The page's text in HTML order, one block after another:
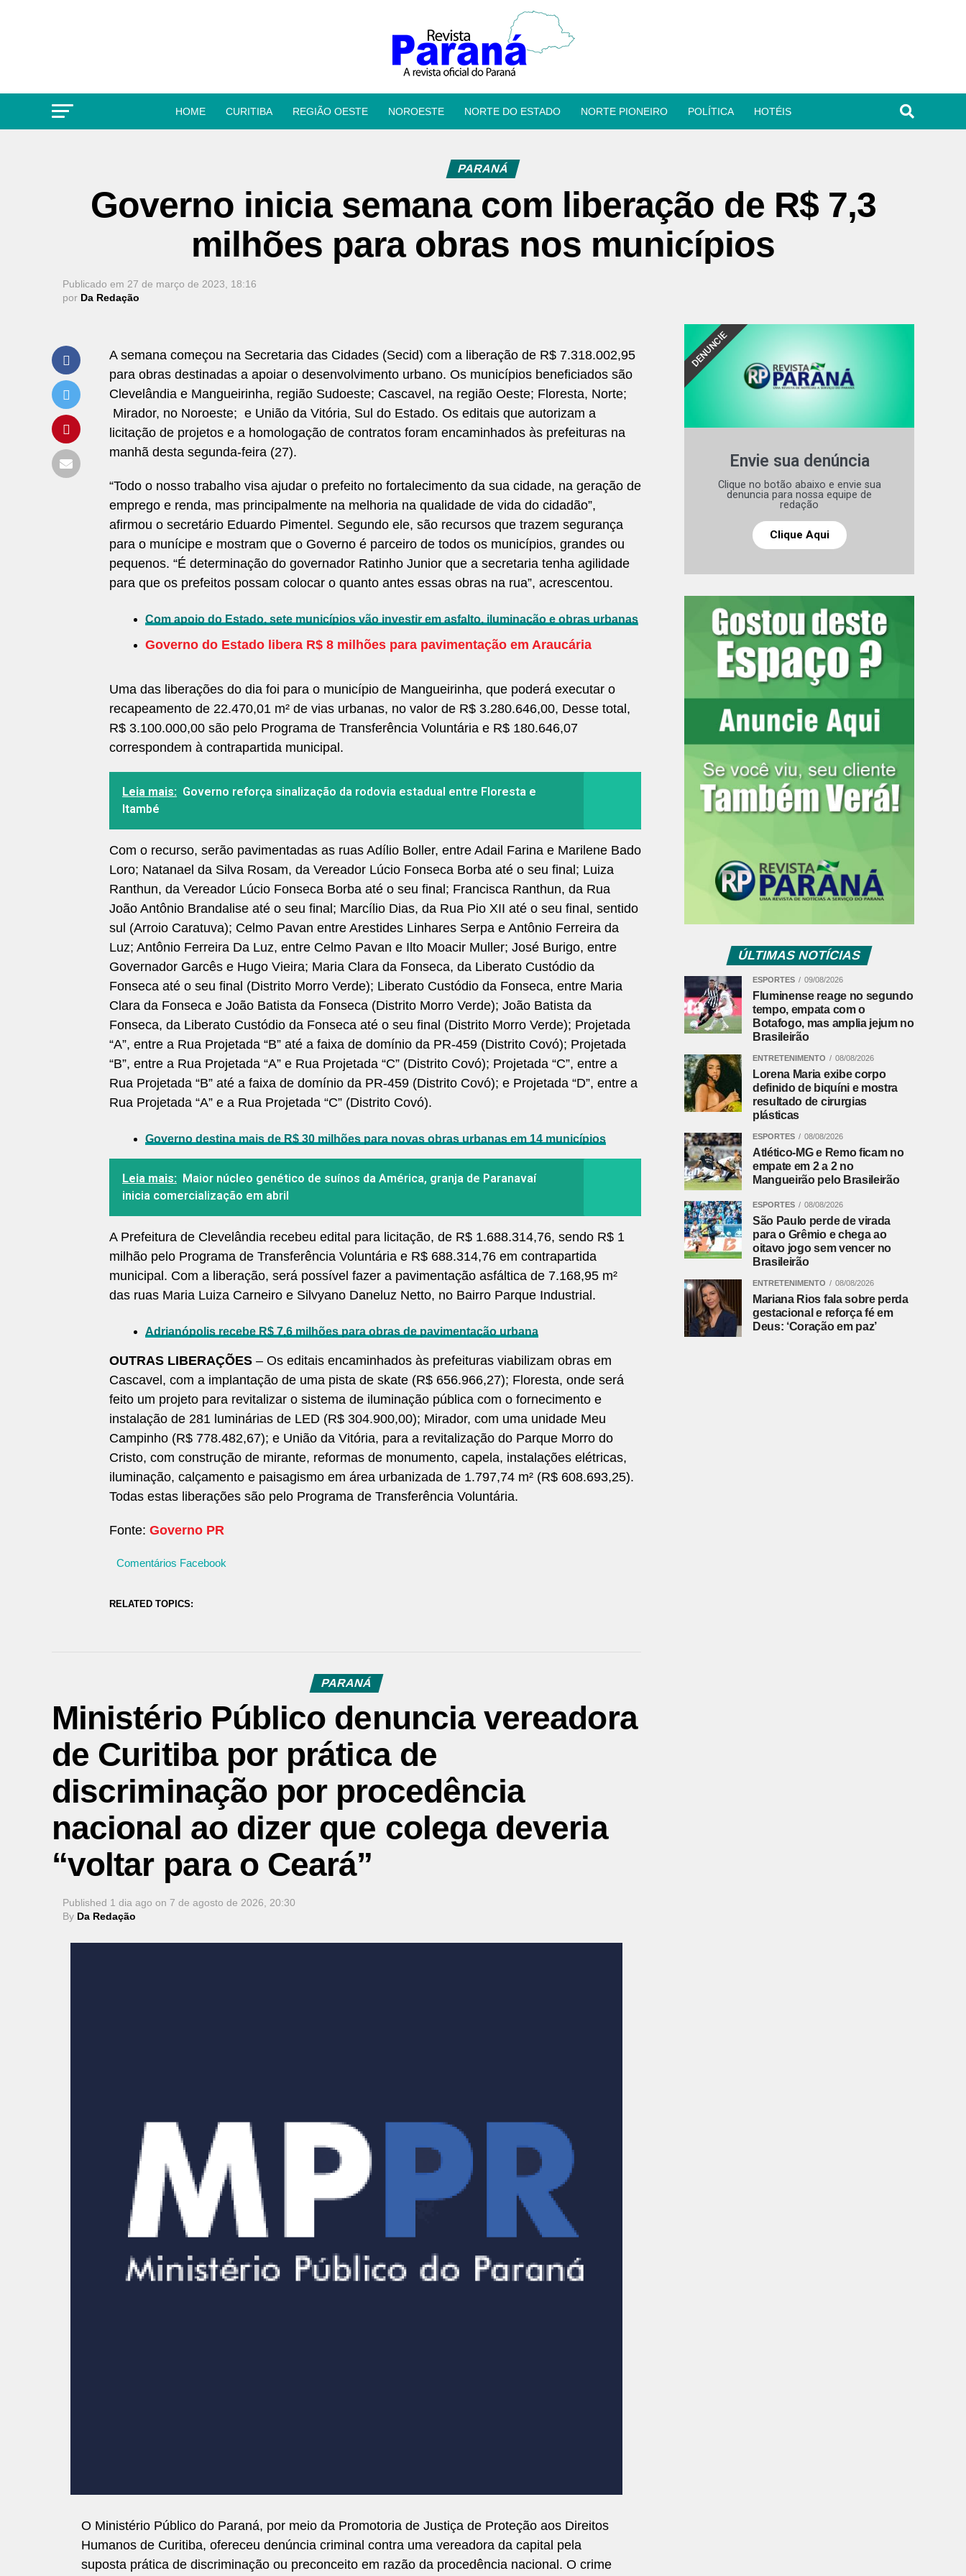
HOME CURITIBA REGIÃO OESTE NOROESTE NORTE DO ESTADO NORTE PIONEIRO POLÍTICA HOTÉIS
PARANÁ
Governo inicia semana com liberação de R$ 7,3
milhões para obras nos municípios
Publicado em 27 de março de 2023, 18:16
por Da Redação
A semana começou na Secretaria das Cidades (Secid) com a liberação de R$ 7.318.002,95
para obras destinadas a apoiar o desenvolvimento urbano. Os municípios beneficiados são
Clevelândia e Mangueirinha, região Sudoeste; Cascavel, na região Oeste; Floresta, Norte;
Mirador, no Noroeste; e União da Vitória, Sul do Estado. Os editais que autorizam a
licitação de projetos e a homologação de contratos foram encaminhados às prefeituras na
manhã desta segunda-feira (27).
“Todo o nosso trabalho visa ajudar o prefeito no fortalecimento da sua cidade, na geração de
emprego e renda, mas principalmente na melhoria na qualidade de vida do cidadão”,
afirmou o secretário Eduardo Pimentel. Segundo ele, são recursos que trazem segurança
para o munícipe e mostram que o Governo é parceiro de todos os municípios, grandes ou
pequenos. “É determinação do governador Ratinho Junior que a secretaria tenha agilidade
para que os prefeitos possam colocar o quanto antes essas obras na rua”, acrescentou.
Com apoio do Estado, sete municípios vão investir em asfalto, iluminação e obras urbanas
Governo do Estado libera R$ 8 milhões para pavimentação em Araucária
Uma das liberações do dia foi para o município de Mangueirinha, que poderá executar o
recapeamento de 22.470,01 m² de vias urbanas, no valor de R$ 3.280.646,00, Desse total,
R$ 3.100.000,00 são pelo Programa de Transferência Voluntária e R$ 180.646,07
correspondem à contrapartida municipal.
Leia mais: Governo reforça sinalização da rodovia estadual entre Floresta e
Itambé
Com o recurso, serão pavimentadas as ruas Adílio Boller, entre Adail Farina e Marilene Bado
Loro; Natanael da Silva Rosam, da Vereador Lúcio Fonseca Borba até o seu final; Luiza
Ranthun, da Vereador Lúcio Fonseca Borba até o seu final; Francisca Ranthun, da Rua
João Antônio Brandalise até o seu final; Marcílio Dias, da Rua Pio XII até o seu final, sentido
sul (Arroio Caratuva); Celmo Pavan entre Arestides Linhares Serpa e Antônio Ferreira da
Luz; Antônio Ferreira Da Luz, entre Celmo Pavan e Ilto Moacir Muller; José Burigo, entre
Governador Garcês e Hugo Vieira; Maria Clara da Fonseca, da Liberato Custódio da
Fonseca até o seu final (Distrito Morro Verde); Liberato Custódio da Fonseca, entre Maria
Clara da Fonseca e João Batista da Fonseca (Distrito Morro Verde); João Batista da
Fonseca, da Liberato Custódio da Fonseca até o seu final (Distrito Morro Verde); Projetada
“A”, entre a Rua Projetada “B” até a faixa de domínio da PR-459 (Distrito Covó); Projetada
“B”, entre a Rua Projetada “A” e Rua Projetada “C” (Distrito Covó); Projetada “C”, entre a
Rua Projetada “B” até a faixa de domínio da PR-459 (Distrito Covó); e Projetada “D”, entre a
Rua Projetada “A” e a Rua Projetada “C” (Distrito Covó).
Governo destina mais de R$ 30 milhões para novas obras urbanas em 14 municípios
Leia mais: Maior núcleo genético de suínos da América, granja de Paranavaí
inicia comercialização em abril
A Prefeitura de Clevelândia recebeu edital para licitação, de R$ 1.688.314,76, sendo R$ 1
milhão pelo Programa de Transferência Voluntária e R$ 688.314,76 em contrapartida
municipal. Com a liberação, será possível fazer a pavimentação asfáltica de 7.168,95 m²
das ruas Maria Luiza Carneiro e Silvyano Daneluz Netto, no Bairro Parque Industrial.
Adrianópolis recebe R$ 7,6 milhões para obras de pavimentação urbana
OUTRAS LIBERAÇÕES – Os editais encaminhados às prefeituras viabilizam obras em
Cascavel, com a implantação de uma pista de skate (R$ 656.966,27); Floresta, onde será
feito um projeto para revitalizar o sistema de iluminação pública com o fornecimento e
instalação de 281 luminárias de LED (R$ 304.900,00); Mirador, com uma unidade Meu
Campinho (R$ 778.482,67); e União da Vitória, para a revitalização do Parque Morro do
Cristo, com construção de mirante, reformas de monumento, capela, instalações elétricas,
iluminação, calçamento e paisagismo em área urbanizada de 1.797,74 m² (R$ 608.693,25).
Todas estas liberações são pelo Programa de Transferência Voluntária.
Fonte: Governo PR
Comentários Facebook
RELATED TOPICS:
PARANÁ
Ministério Público denuncia vereadora
de Curitiba por prática de
discriminação por procedência
nacional ao dizer que colega deveria
“voltar para o Ceará”
Published 1 dia ago on 7 de agosto de 2026, 20:30
By Da Redação
O Ministério Público do Paraná, por meio da Promotoria de Justiça de Proteção aos Direitos
Humanos de Curitiba, ofereceu denúncia criminal contra uma vereadora da capital pela
suposta prática de discriminação ou preconceito em razão da procedência nacional. O crime
Envie sua denúncia
Clique no botão abaixo e envie sua
denuncia para nossa equipe de
redação
Clique Aqui
DENUNCIE
ÚLTIMAS NOTÍCIAS
ESPORTES 09/08/2026
Fluminense reage no segundo
tempo, empata com o
Botafogo, mas amplia jejum no
Brasileirão
ENTRETENIMENTO 08/08/2026
Lorena Maria exibe corpo
definido de biquíni e mostra
resultado de cirurgias
plásticas
ESPORTES 08/08/2026
Atlético-MG e Remo ficam no
empate em 2 a 2 no
Mangueirão pelo Brasileirão
ESPORTES 08/08/2026
São Paulo perde de virada
para o Grêmio e chega ao
oitavo jogo sem vencer no
Brasileirão
ENTRETENIMENTO 08/08/2026
Mariana Rios fala sobre perda
gestacional e reforça fé em
Deus: ‘Coração em paz’